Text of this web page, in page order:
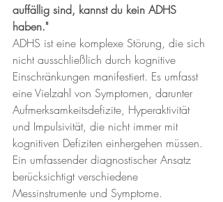
auffällig sind, kannst du kein ADHS
haben."
ADHS ist eine komplexe Störung, die sich
nicht ausschließlich durch kognitive
Einschränkungen manifestiert. Es umfasst
eine Vielzahl von Symptomen, darunter
Aufmerksamkeitsdefizite, Hyperaktivität
und Impulsivität, die nicht immer mit
kognitiven Defiziten einhergehen müssen.
Ein umfassender diagnostischer Ansatz
berücksichtigt verschiedene
Messinstrumente und Symptome.